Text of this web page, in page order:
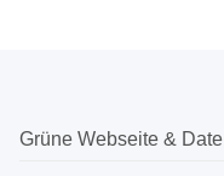
Grüne Webseite &